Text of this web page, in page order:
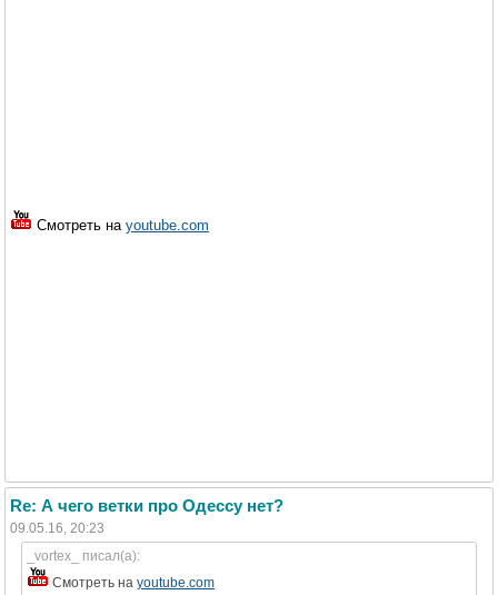
Смотреть на youtube.com
Re: А чего ветки про Одессу нет?
09.05.16, 20:23
_vortex_ писал(а):
Смотреть на youtube.com